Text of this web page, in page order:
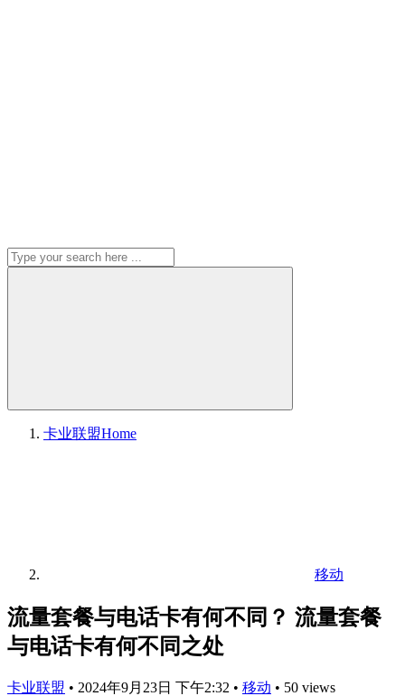
卡业联盟Home
移动
流量套餐与电话卡有何不同？ 流量套餐
与电话卡有何不同之处
卡业联盟 • 2024年9月23日 下午2:32 • 移动 • 50 views